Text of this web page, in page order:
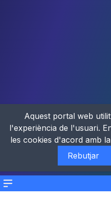
Menu
Aquest portal web
l'experiència de l'usuari.
les cookies d'acord amb
Rebutjar